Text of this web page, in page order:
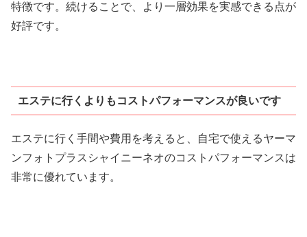
特徴です。続けることで、より一層効果を実感できる点が
好評です。
エステに行くよりもコストパフォーマンスが良いです
エステに行く手間や費用を考えると、自宅で使えるヤーマ
ンフォトプラスシャイニーネオのコストパフォーマンスは
非常に優れています。